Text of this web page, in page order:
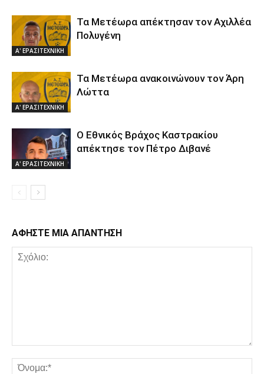
Α' ΕΡΑΣΙΤΕΧΝΙΚΗ
Τα Μετέωρα απέκτησαν τον Αχιλλέα
Πολυγένη
Α' ΕΡΑΣΙΤΕΧΝΙΚΗ
Τα Μετέωρα ανακοινώνουν τον Άρη
Λώττα
Α' ΕΡΑΣΙΤΕΧΝΙΚΗ
Ο Εθνικός Βράχος Καστρακίου
απέκτησε τον Πέτρο Διβανέ
ΑΦΗΣΤΕ ΜΙΑ ΑΠΑΝΤΗΣΗ